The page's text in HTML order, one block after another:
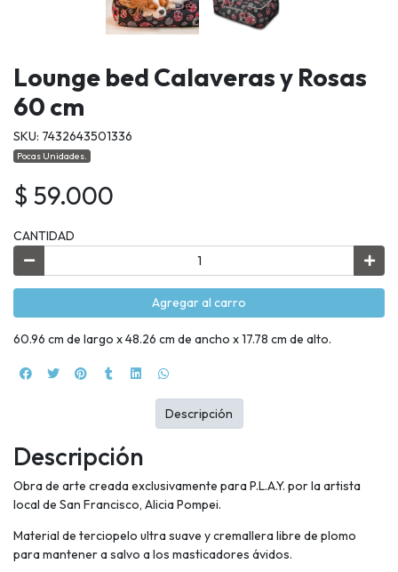
Lounge bed Calaveras y Rosas
60 cm
SKU: 7432643501336
Pocas Unidades.
$ 59.000
CANTIDAD
Agregar al carro
60.96 cm de largo x 48.26 cm de ancho x 17.78 cm de alto.
Descripción
Obra de arte creada exclusivamente para P.L.A.Y. por la artista
local de San Francisco, Alicia Pompei.
Material de terciopelo ultra suave y cremallera libre de plomo
para mantener a salvo a los masticadores ávidos.
Descripción